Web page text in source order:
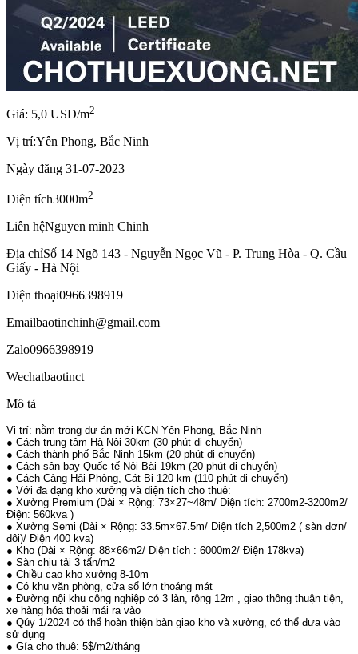
Giá: 5,0 USD/m2
Vị trí:Yên Phong, Bắc Ninh
Ngày đăng 31-07-2023
Diện tích3000m2
Liên hệNguyen minh Chinh
Địa chỉSố 14 Ngõ 143 - Nguyễn Ngọc Vũ - P. Trung Hòa - Q. Cầu
Giấy - Hà Nội
Điện thoại0966398919
Emailbaotinchinh@gmail.com
Zalo0966398919
Wechatbaotinct
Mô tả
Vị trí: nằm trong dự án mới KCN Yên Phong, Bắc Ninh
● Cách trung tâm Hà Nội 30km (30 phút di chuyển)
● Cách thành phố Bắc Ninh 15km (20 phút di chuyển)
● Cách sân bay Quốc tế Nội Bài 19km (20 phút di chuyển)
● Cách Cảng Hải Phòng, Cát Bi 120 km (110 phút di chuyển)
● Với đa dạng kho xưởng và diện tích cho thuê:
● Xưởng Premium (Dài × Rộng: 73×27~48m/ Diện tích: 2700m2-3200m2/
Điện: 560kva )
● Xưởng Semi (Dài × Rộng: 33.5m×67.5m/ Diện tích 2,500m2 ( sàn đơn/
đôi)/ Điện 400 kva)
● Kho (Dài × Rộng: 88×66m2/ Diện tích : 6000m2/ Điện 178kva)
● Sàn chịu tải 3 tấn/m2
● Chiều cao kho xưởng 8-10m
● Có khu văn phòng, cửa sổ lớn thoáng mát
● Đường nội khu công nghiệp có 3 làn, rộng 12m , giao thông thuận tiện,
xe hàng hóa thoải mái ra vào
● Qúy 1/2024 có thể hoàn thiện bàn giao kho và xưởng, có thể đưa vào
sử dụng
● Gía cho thuê: 5$/m2/tháng